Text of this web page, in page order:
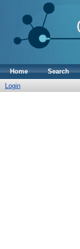
Home Search
Login